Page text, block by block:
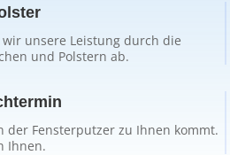
unsere Leistung durch die
und Polstern ab.
der Fensterputzer zu Ihnen kommt.
Ihnen.